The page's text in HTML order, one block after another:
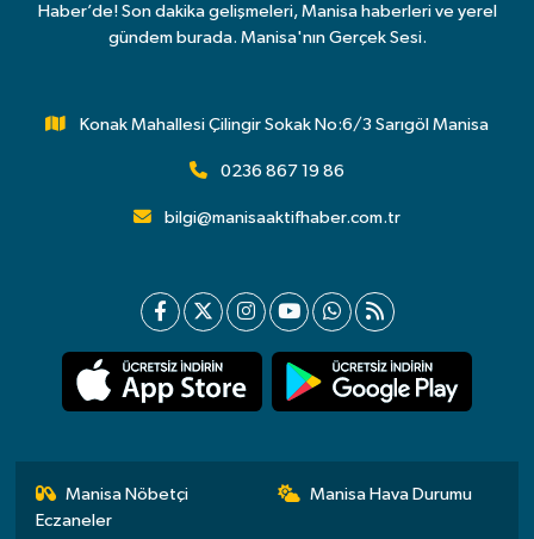
Haber’de! Son dakika gelişmeleri, Manisa haberleri ve yerel
gündem burada. Manisa'nın Gerçek Sesi.
Konak Mahallesi Çilingir Sokak No:6/3 Sarıgöl Manisa
0236 867 19 86
bilgi@manisaaktifhaber.com.tr
Manisa Nöbetçi
Eczaneler
Manisa Hava Durumu